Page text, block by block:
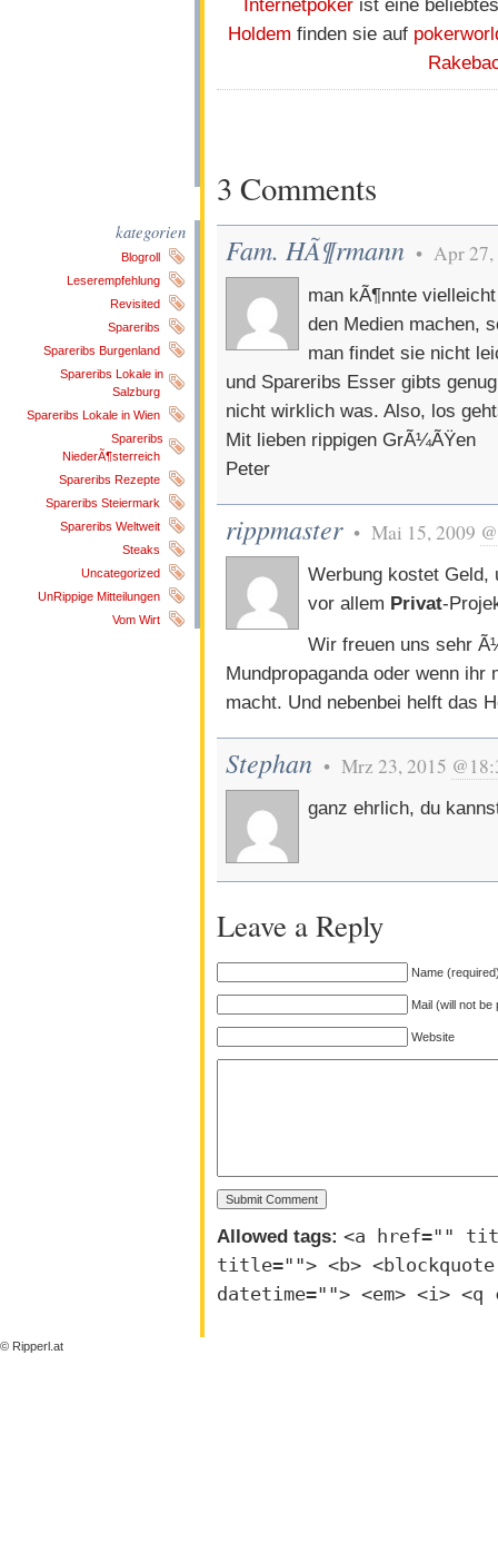
kategorien
Blogroll
Leserempfehlung
Revisited
Spareribs
Spareribs Burgenland
Spareribs Lokale in
Salzburg
Spareribs Lokale in Wien
Spareribs
NiederÃ¶sterreich
Spareribs Rezepte
Spareribs Steiermark
Spareribs Weltweit
Steaks
Uncategorized
UnRippige Mitteilungen
Vom Wirt
Internetpoker ist eine
Holdem finden sie auf
3 Comments
Fam. HÃ¶rmann • Apr
man kÃ¶nnte
den Medien machen,
man findet sie nicht
und Spareribs Esser gibts
nicht wirklich was. Also, los
Mit lieben rippigen GrÃ¼ÃŸen
Peter
rippmaster • Mai 15, 2009
Werbung kostet Geld,
vor allem Privat-
Wir freuen uns sehr
Mundpropaganda oder wenn ihr
macht. Und nebenbei helft das
Stephan • Mrz 23, 2015
ganz ehrlich, du
Leave a Reply
Name
Mail (will not
Website
Allowed tags: <a href=""
title=""> <b>
datetime=""> <em> <i>
© Ripperl.at